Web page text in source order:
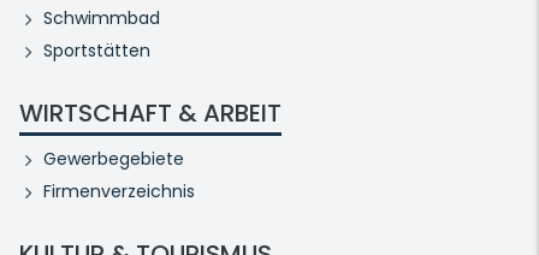
Schwimmbad
Sportstätten
WIRTSCHAFT & ARBEIT
Gewerbegebiete
Firmenverzeichnis